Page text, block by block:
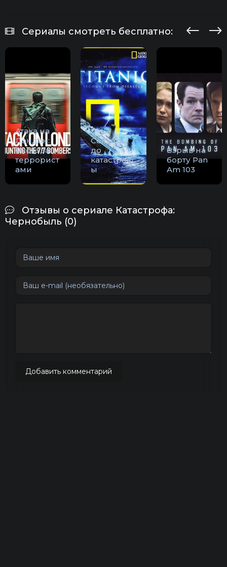
Сериалы смотреть бесплатно:
Атака на
Лондон:
Охота за
террорист
ами
Секунды
до
катастроф
ы
Взрыв на
борту Pan
Am 103
Отзывы о сериале Катастрофа:
Чернобыль (0)
Добавить комментарий